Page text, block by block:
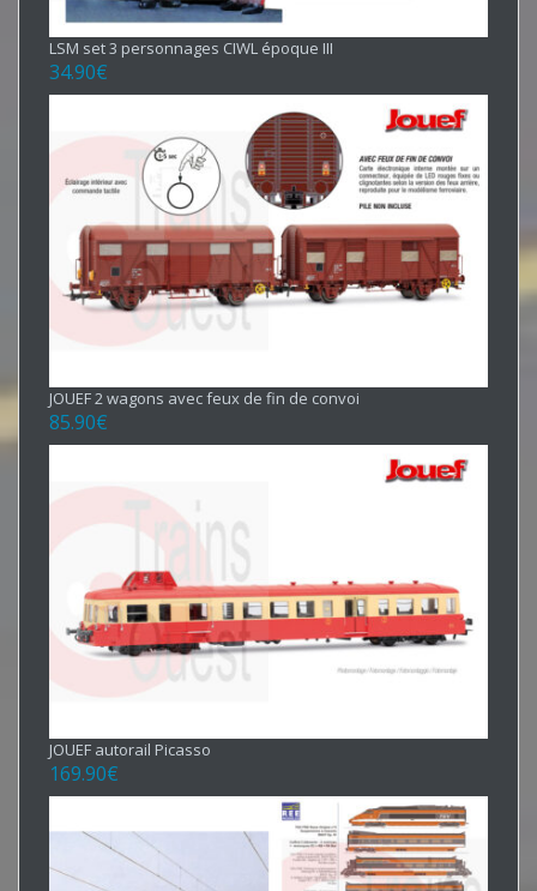
LSM set 3 personnages CIWL époque III
34.90€
JOUEF 2 wagons avec feux de fin de convoi
85.90€
JOUEF autorail Picasso
169.90€